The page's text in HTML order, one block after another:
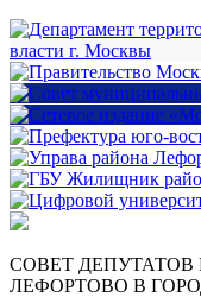
СОВЕТ
ЛЕФОРТОВО В